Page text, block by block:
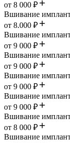
от 8 000 ₽
Вшивание
от 8.000 ₽
Вшивание
от 9 000 ₽
Вшивание
от 9 000 ₽
Вшивание
от 9 000 ₽
Вшивание
от 9 000 ₽
Вшивание
от 8 000 ₽
Вшивание